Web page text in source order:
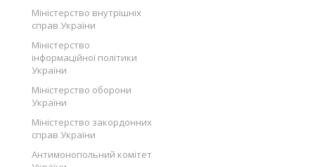
Міністерство внутрішніх
справ України
Міністерство
інформаційної політики
України
Міністерство оборони
України
Міністерство закордонних
справ України
Антимонопольний комітет